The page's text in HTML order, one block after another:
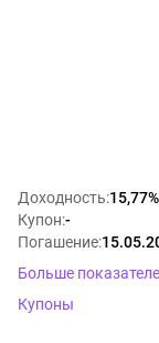
Доходность:15,77%
Купон:-
Погашение:
Больше
Купоны